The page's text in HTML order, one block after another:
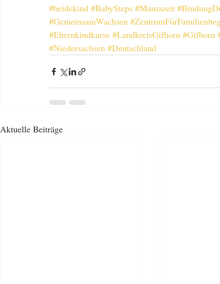
#heidekind #BabySteps #Mamazeit
#GemeinsamWachsen
#Elternkindkurse #LandkreisGifhorn #Gifhorn
#Niedersachsen #Deutschland
Aktuelle Beiträge